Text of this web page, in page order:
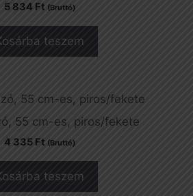
5 834 Ft (Bruttó)
teszem
55 cm-es, piros/fekete
4 335 Ft (Bruttó)
teszem